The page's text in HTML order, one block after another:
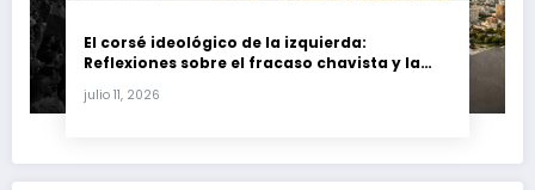
El corsé ideológico de la izquierda:
Reflexiones sobre el fracaso chavista y la
julio 11, 2026